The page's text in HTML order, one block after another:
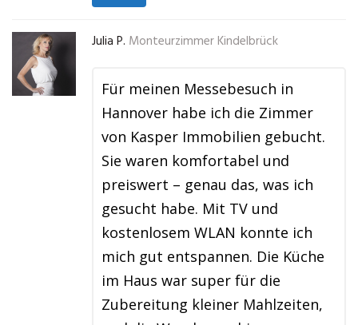
Julia P. Monteurzimmer Kindelbrück
Für meinen Messebesuch in
Hannover habe ich die Zimmer
von Kasper Immobilien gebucht.
Sie waren komfortabel und
preiswert – genau das, was ich
gesucht habe. Mit TV und
kostenlosem WLAN konnte ich
mich gut entspannen. Die Küche
im Haus war super für die
Zubereitung kleiner Mahlzeiten,